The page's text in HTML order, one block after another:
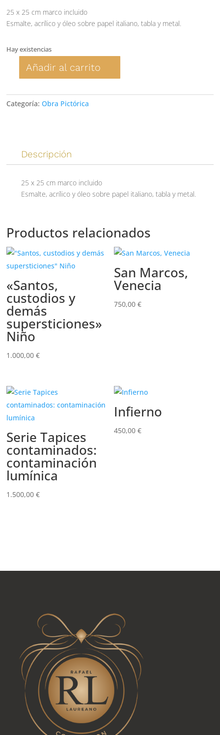
25 x 25 cm marco incluido
Esmalte, acrílico y óleo sobre papel italiano, tabla y metal.
Hay existencias
tener
un
disfrazada
de
cantidad
Añadir al carrito
Categoría:Obra Pictórica
Descripción
25 x 25 cm marco incluido
Esmalte, acrílico y óleo sobre papel italiano, tabla y metal.
Productos relacionados
«Santos,
custodios y
demás
supersticiones»
Niño
1.000,00€
San Marcos,
Venecia
750,00€
Serie Tapices
contaminados:
contaminación
lumínica
1.500,00€
Infierno
450,00€